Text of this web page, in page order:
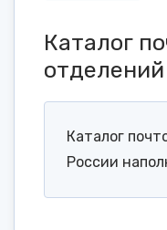
Каталог
Каталог
России